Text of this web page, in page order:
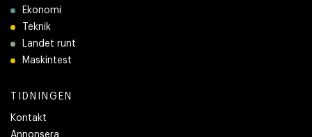
Ekonomi
Teknik
Landet runt
Maskintest
TIDNINGEN
Kontakt